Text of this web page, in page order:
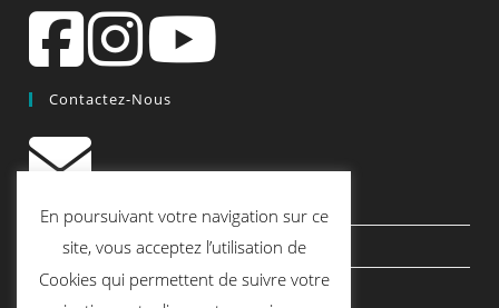
Contactez-Nous
contact@quiscrap.fr
Les Fiches Techniques et les Tutos
Le Blog
En poursuivant votre navigation sur ce
site, vous acceptez l’utilisation de
Cookies qui permettent de suivre votre